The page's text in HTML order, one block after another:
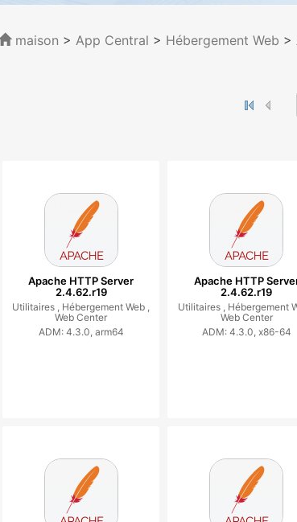
maison > App Central > Hébergement Web >
Apache HTTP Server
2.4.62.r19
Utilitaires , Hébergement Web ,
Web Center
ADM: 4.3.0, arm64
Apache HTTP
2.4.62.r19
Utilitaires , Hébergement
Web Center
ADM: 4.3.0, x86-64